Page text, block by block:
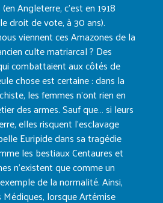
Angleterre, c’est en 1918
droit de vote, à 30 ans).
viennent ces Amazones de la
culte matriarcal ? Des
combattaient aux côtés de
chose est certaine : dans la
les femmes n’ont rien en
des armes. Sauf que… si leurs
elles risquent l’esclavage
Euripide dans sa tragédie
les bestiaux Centaures et
n’existent que comme un
de la normalité. Ainsi,
lorsque Artémise